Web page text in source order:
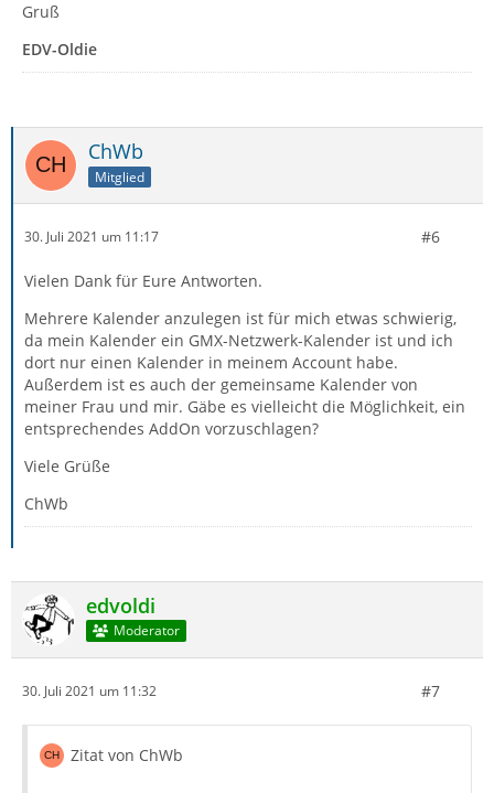
Gruß
EDV-Oldie
ChWb
Mitglied
30. Juli 2021 um 11:17 #6
Vielen Dank für Eure Antworten.
Mehrere Kalender anzulegen ist für mich etwas schwierig,
da mein Kalender ein GMX-Netzwerk-Kalender ist und ich
dort nur einen Kalender in meinem Account habe.
Außerdem ist es auch der gemeinsame Kalender von
meiner Frau und mir. Gäbe es vielleicht die Möglichkeit, ein
entsprechendes AddOn vorzuschlagen?
Viele Grüße
ChWb
edvoldi
Moderator
30. Juli 2021 um 11:32 #7
Zitat von ChWb